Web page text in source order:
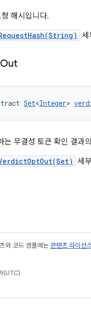
해시입니다.
세
Out
Set<Integer>
는 무결성 토큰 확인 결과
세
와 코드 샘플에는 콘텐츠 라이선